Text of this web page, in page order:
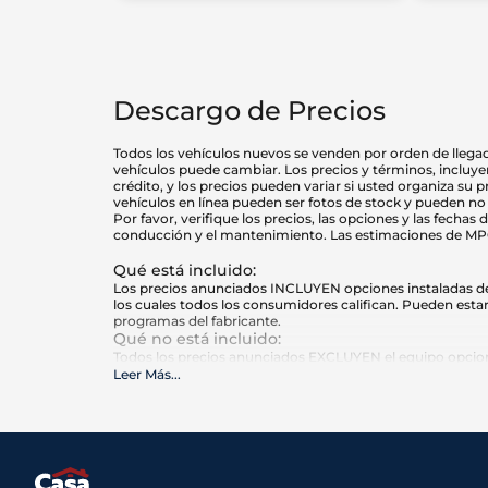
Descargo de Precios
Todos los vehículos nuevos se venden por orden de
vehículos puede cambiar. Los precios y términos,
crédito, y los precios pueden variar si usted organiza su
vehículos en línea pueden ser fotos de stock y pueden
Por favor, verifique los precios, las opciones y las
conducción y el mantenimiento. Las estimaciones de
Qué está incluido:
Los precios anunciados INCLUYEN opciones instaladas
los cuales todos los consumidores califican. Pueden
programas del fabricante.
Qué no está incluido:
Todos los precios anunciados EXCLUYEN el equipo
Autoplex, e impuestos estatales y locales, etiquetas,
Leer Más...